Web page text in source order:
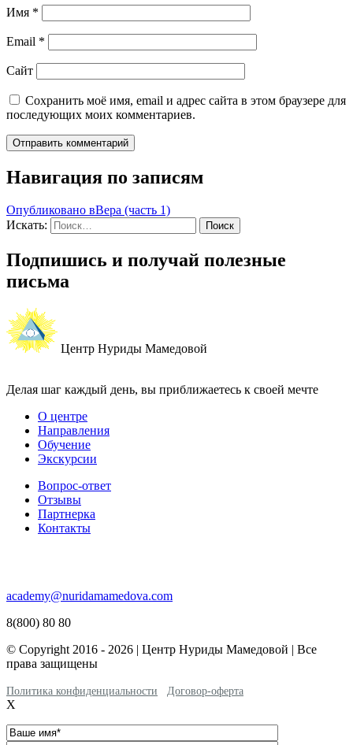
Имя *
Email *
Сайт
Сохранить моё имя, email и адрес сайта в этом браузере для
последующих моих комментариев.
Навигация по записям
Опубликовано вВера (часть 1)
Искать:
Поиск
Подпишись и получай полезные
письма
Центр Нуриды Мамедовой
Делая шаг каждый день, вы приближаетесь к своей мечте
О центре
Направления
Обучение
Экскурсии
Вопрос-ответ
Отзывы
Партнерка
Контакты
academy@nuridamamedova.com
8(800) 80 80
© Copyright 2016 - 2026 | Центр Нуриды Мамедовой | Все
права защищены
Политика конфиденциальности Договор-оферта
X